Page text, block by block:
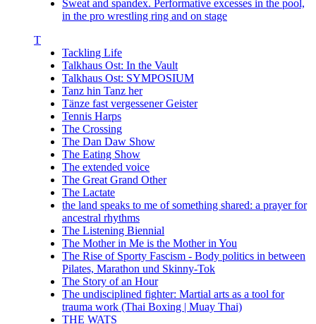
Sweat and spandex. Performative excesses in the pool,
in the pro wrestling ring and on stage
T
Tackling Life
Talkhaus Ost: In the Vault
Talkhaus Ost: SYMPOSIUM
Tanz hin Tanz her
Tänze fast vergessener Geister
Tennis Harps
The Crossing
The Dan Daw Show
The Eating Show
The extended voice
The Great Grand Other
The Lactate
the land speaks to me of something shared: a prayer for
ancestral rhythms
The Listening Biennial
The Mother in Me is the Mother in You
The Rise of Sporty Fascism - Body politics in between
Pilates, Marathon und Skinny-Tok
The Story of an Hour
The undisciplined fighter: Martial arts as a tool for
trauma work (Thai Boxing | Muay Thai)
THE WATS